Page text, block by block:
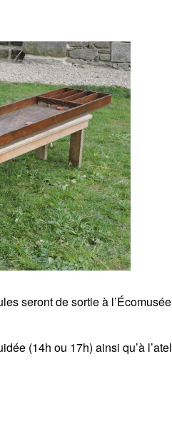
seront de sortie à
(14h ou 17h) ainsi qu’à